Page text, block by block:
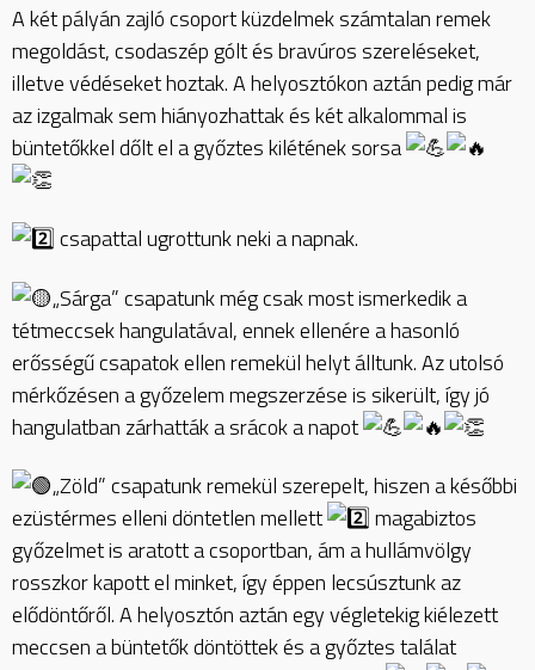
A két pályán zajló csoport küzdelmek számtalan remek
megoldást, csodaszép gólt és bravúros szereléseket,
illetve védéseket hoztak. A helyosztókon aztán pedig már
az izgalmak sem hiányozhattak és két alkalommal is
büntetőkkel dőlt el a győztes kilétének sorsa
csapattal ugrottunk neki a napnak.
„Sárga” csapatunk még csak most ismerkedik a
tétmeccsek hangulatával, ennek ellenére a hasonló
erősségű csapatok ellen remekül helyt álltunk. Az utolsó
mérkőzésen a győzelem megszerzése is sikerült, így jó
hangulatban zárhatták a srácok a napot
„Zöld” csapatunk remekül szerepelt, hiszen a későbbi
ezüstérmes elleni döntetlen mellett
magabiztos
győzelmet is aratott a csoportban, ám a hullámvölgy
rosszkor kapott el minket, így éppen lecsúsztunk az
elődöntőről. A helyosztón aztán egy végletekig kiélezett
meccsen a büntetők döntöttek és a győztes találat